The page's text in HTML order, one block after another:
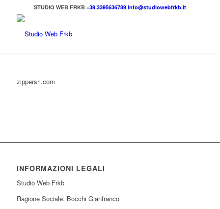
STUDIO WEB FRKB +39.3395636789 info@studiowebfrkb.it
zippersrl.com
INFORMAZIONI LEGALI
Studio Web Frkb
Ragione Sociale: Bocchi Gianfranco